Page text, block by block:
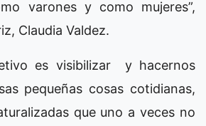
varones y como mujeres”,
Claudia Valdez.
es visibilizar y hacernos
pequeñas cosas cotidianas,
que uno a veces no